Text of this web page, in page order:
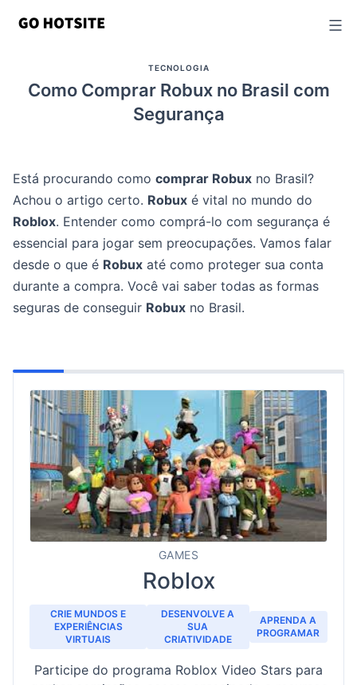
conteúdo
TECNOLOGIA
Como Comprar Robux no Brasil com
Segurança
Está procurando como comprar Robux no Brasil?
Achou o artigo certo. Robux é vital no mundo do
Roblox. Entender como comprá-lo com segurança é
essencial para jogar sem preocupações. Vamos falar
desde o que é Robux até como proteger sua conta
durante a compra. Você vai saber todas as formas
seguras de conseguir Robux no Brasil.
GAMES
Roblox
CRIE MUNDOS E
EXPERIÊNCIAS
VIRTUAIS
DESENVOLVE A
SUA
CRIATIVIDADE
APRENDA A
PROGRAMAR
Participe do programa Roblox Video Stars para